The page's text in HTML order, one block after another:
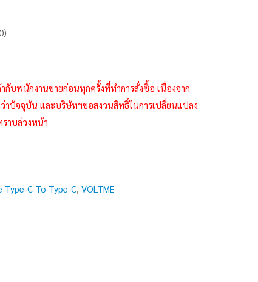
บพนักงานขายก่อนทุกครั้งที่ทำการสั่งซื้อ เนื่องจาก
าปัจจุบัน และบริษัทฯขอสงวนสิทธิ์ในการเปลี่ยนแปลง
าบล่วงหน้า
Type-C To Type-C, VOLTME